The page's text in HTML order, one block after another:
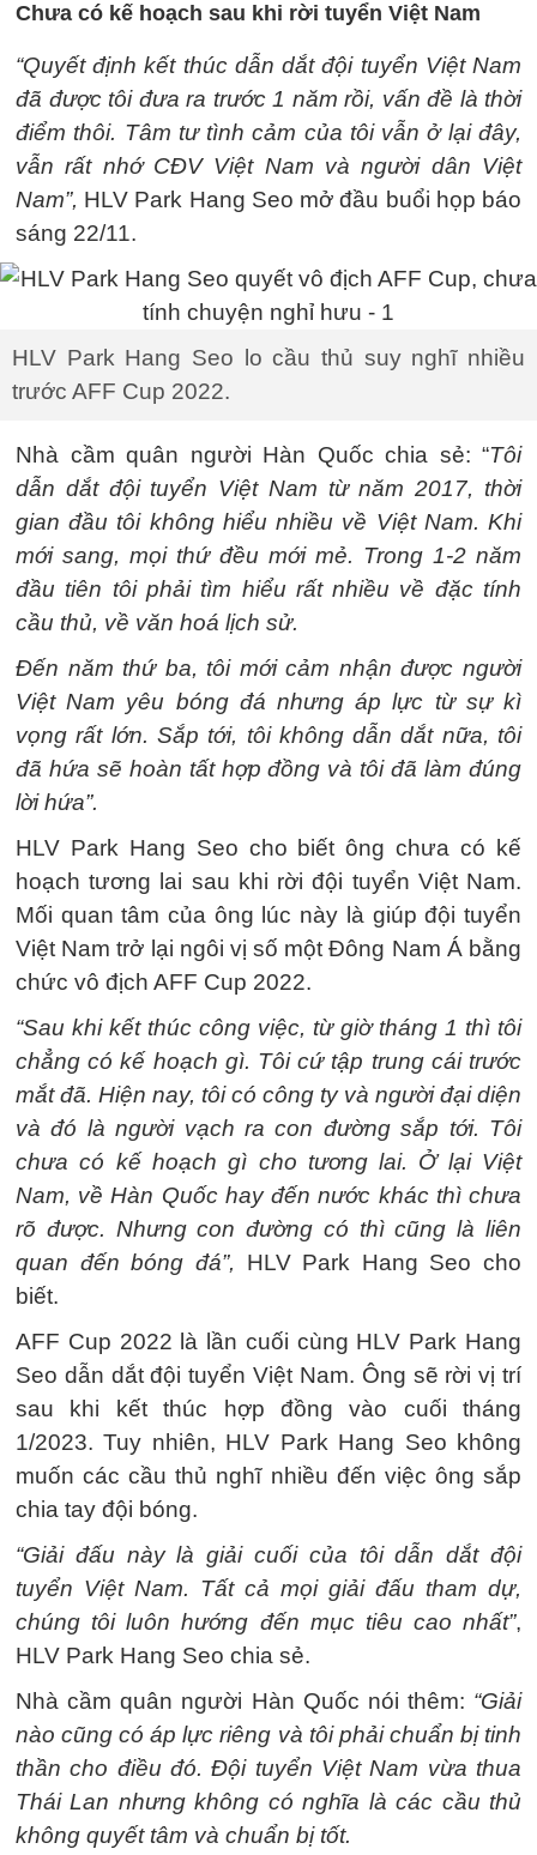
Chưa có kế hoạch sau khi rời tuyển Việt Nam
“Quyết định kết thúc dẫn dắt đội tuyển Việt Nam
đã được tôi đưa ra trước 1 năm rồi, vấn đề là thời
điểm thôi. Tâm tư tình cảm của tôi vẫn ở lại đây,
vẫn rất nhớ CĐV Việt Nam và người dân Việt
Nam”, HLV Park Hang Seo mở đầu buổi họp báo
sáng 22/11.
HLV Park Hang Seo lo cầu thủ suy nghĩ nhiều
trước AFF Cup 2022.
Nhà cầm quân người Hàn Quốc chia sẻ: “Tôi
dẫn dắt đội tuyển Việt Nam từ năm 2017, thời
gian đầu tôi không hiểu nhiều về Việt Nam. Khi
mới sang, mọi thứ đều mới mẻ. Trong 1-2 năm
đầu tiên tôi phải tìm hiểu rất nhiều về đặc tính
cầu thủ, về văn hoá lịch sử.
Đến năm thứ ba, tôi mới cảm nhận được người
Việt Nam yêu bóng đá nhưng áp lực từ sự kì
vọng rất lớn. Sắp tới, tôi không dẫn dắt nữa, tôi
đã hứa sẽ hoàn tất hợp đồng và tôi đã làm đúng
lời hứa”.
HLV Park Hang Seo cho biết ông chưa có kế
hoạch tương lai sau khi rời đội tuyển Việt Nam.
Mối quan tâm của ông lúc này là giúp đội tuyển
Việt Nam trở lại ngôi vị số một Đông Nam Á bằng
chức vô địch AFF Cup 2022.
“Sau khi kết thúc công việc, từ giờ tháng 1 thì tôi
chẳng có kế hoạch gì. Tôi cứ tập trung cái trước
mắt đã. Hiện nay, tôi có công ty và người đại diện
và đó là người vạch ra con đường sắp tới. Tôi
chưa có kế hoạch gì cho tương lai. Ở lại Việt
Nam, về Hàn Quốc hay đến nước khác thì chưa
rõ được. Nhưng con đường có thì cũng là liên
quan đến bóng đá”, HLV Park Hang Seo cho
biết.
AFF Cup 2022 là lần cuối cùng HLV Park Hang
Seo dẫn dắt đội tuyển Việt Nam. Ông sẽ rời vị trí
sau khi kết thúc hợp đồng vào cuối tháng
1/2023. Tuy nhiên, HLV Park Hang Seo không
muốn các cầu thủ nghĩ nhiều đến việc ông sắp
chia tay đội bóng.
“Giải đấu này là giải cuối của tôi dẫn dắt đội
tuyển Việt Nam. Tất cả mọi giải đấu tham dự,
chúng tôi luôn hướng đến mục tiêu cao nhất”,
HLV Park Hang Seo chia sẻ.
Nhà cầm quân người Hàn Quốc nói thêm: “Giải
nào cũng có áp lực riêng và tôi phải chuẩn bị tinh
thần cho điều đó. Đội tuyển Việt Nam vừa thua
Thái Lan nhưng không có nghĩa là các cầu thủ
không quyết tâm và chuẩn bị tốt.